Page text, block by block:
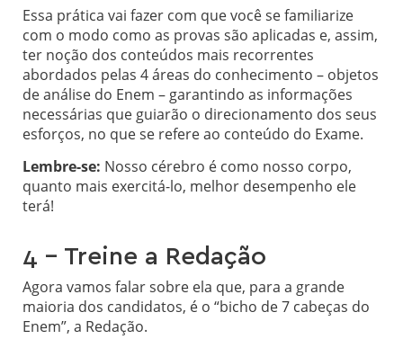
Essa prática vai fazer com que você se familiarize
com o modo como as provas são aplicadas e, assim,
ter noção dos conteúdos mais recorrentes
abordados pelas 4 áreas do conhecimento – objetos
de análise do Enem – garantindo as informações
necessárias que guiarão o direcionamento dos seus
esforços, no que se refere ao conteúdo do Exame.
Lembre-se: Nosso cérebro é como nosso corpo,
quanto mais exercitá-lo, melhor desempenho ele
terá!
4 – Treine a Redação
Agora vamos falar sobre ela que, para a grande
maioria dos candidatos, é o “bicho de 7 cabeças do
Enem”, a Redação.